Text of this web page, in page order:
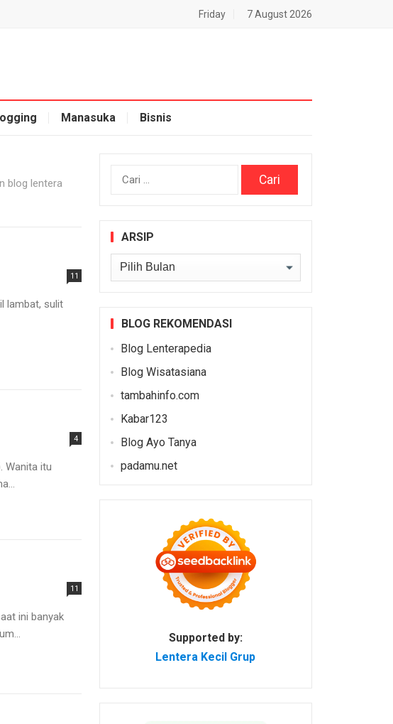
Friday 7 August 2026
Manasuka Bisnis
blog lentera
11
lambat, sulit
4
Wanita itu
11
ini banyak
Cari
ARSIP
Arsip
BLOG REKOMENDASI
Blog Lenterapedia
Blog Wisatasiana
tambahinfo.com
Kabar123
Blog Ayo Tanya
padamu.net
Supported by:
Lentera Kecil Grup